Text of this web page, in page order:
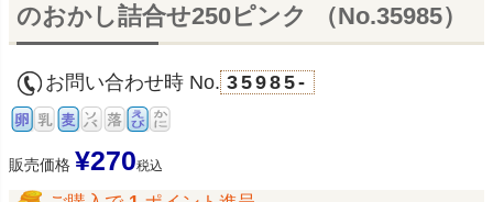
のおかし詰合せ250ピンク （No.35985）
お問い合わせ時 No. 35985-
販売価格 ¥270税込